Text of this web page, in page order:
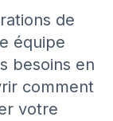
de
équipe
besoins en
comment
votre